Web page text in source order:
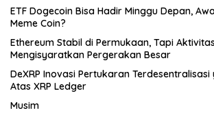
ETF Dogecoin Bisa Hadir Minggu Depan,
Meme Coin?
Ethereum Stabil di Permukaan, Tapi
Mengisyaratkan Pergerakan Besar
DeXRP Inovasi Pertukaran
Atas XRP Ledger
Musim